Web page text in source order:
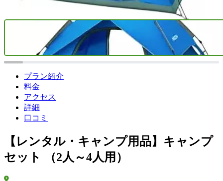
プラン紹介
料金
アクセス
詳細
口コミ
【レンタル・キャンプ用品】キャンプ
セット （2人～4人用）